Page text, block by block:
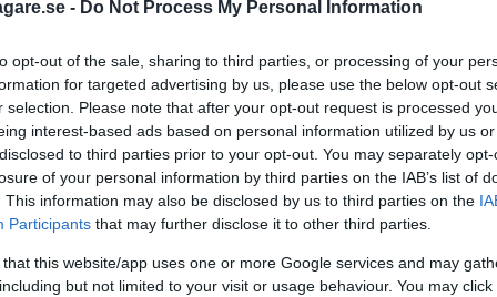
- Do Not Process My Personal Information
opt-out of the sale, sharing to third parties, or processing of your
for targeted advertising by us, please use the below opt-out
selection. Please note that after your opt-out request is processed
interest-based ads based on personal information utilized by us
to third parties prior to your opt-out. You may separately
of your personal information by third parties on the IAB’s list of
This information may also be disclosed by us to third parties on the
Participants that may further disclose it to other third parties.
that this website/app uses one or more Google services and may
but not limited to your visit or usage behaviour. You may
b-suv till?
biltypen stora framgångar och jag kan inte
när alla andra verkar klara det.
då?
Lite Citroën, lite Lexus och kanske lite Subaru
i framstolarna. Å andra sidan saknas
att separera mellan höger och vänster sida. I